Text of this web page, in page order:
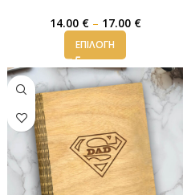
14.00 € – 17.00 €
ΕΠΙΛΟΓΉ